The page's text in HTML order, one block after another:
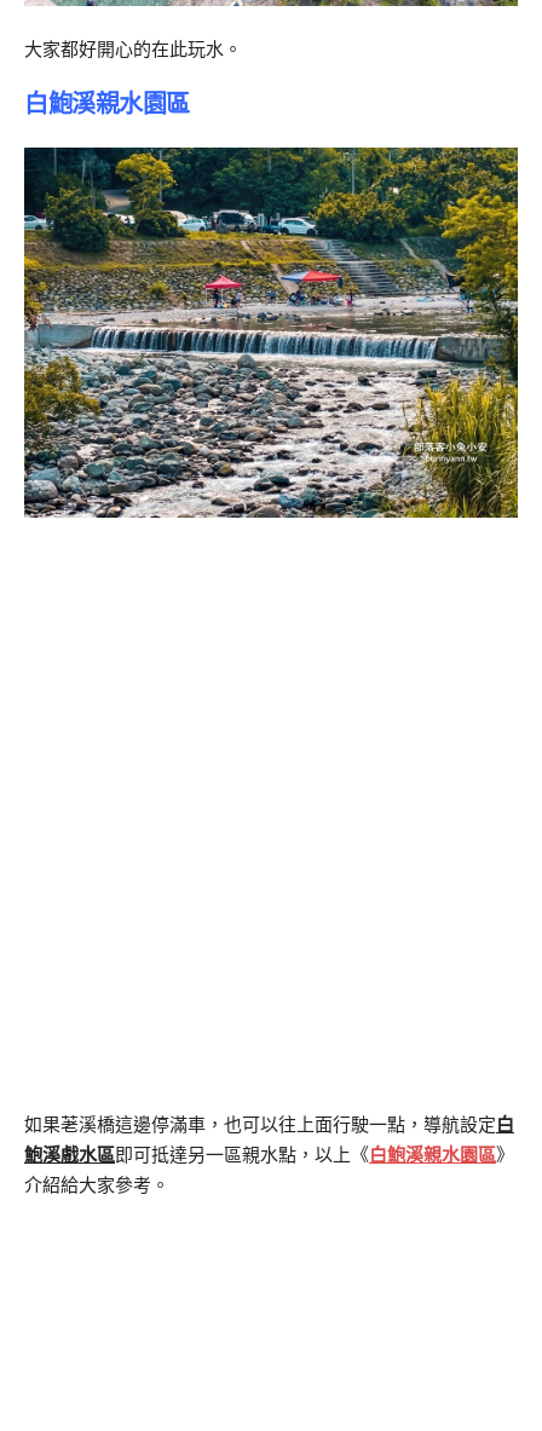
大家都好開心的在此玩水。
白鮑溪親水園區
如果荖溪橋這邊停滿車，也可以往上面行駛一點，導航設定白
鮑溪戲水區即可抵達另一區親水點，以上《白鮑溪親水園區》
介紹給大家參考。